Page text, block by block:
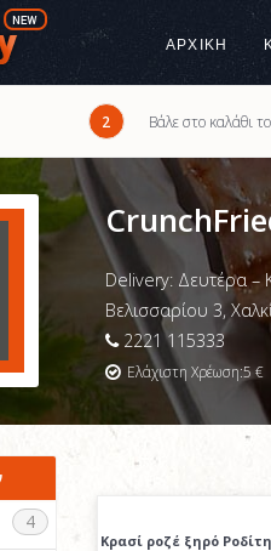
ΑΡΧΙΚΉ
2 Βάλε στο καλάθι
Delivery: Δευτέρα –
Βελισσαρίου 3,
2221 115333
Ελάχιστη Χρέωση:5€
4
Κρασί ροζέ ξηρό